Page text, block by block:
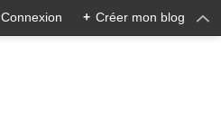
Connexion + Créer mon blog